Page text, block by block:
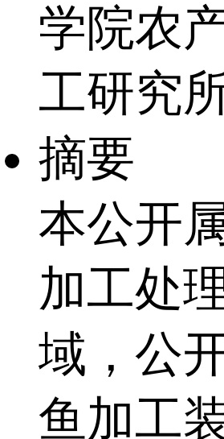
学院农
工研究
摘要
本公开
加工处
域，公
鱼加工